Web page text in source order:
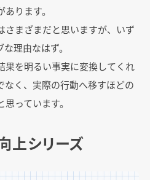
ります。
さまざまだと思いますが、いず
理由なはず。
果を明るい事実に変換してくれ
なく、実際の行動へ移すほどの
っています。
上シリーズ